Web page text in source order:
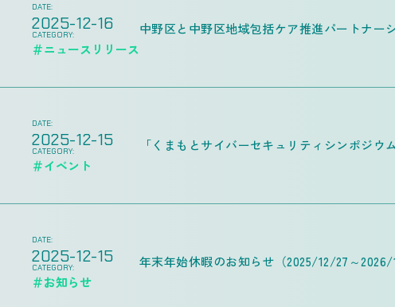
DATE:
2025-12-16
CATEGORY:
＃ニュースリリース
中野区と中野区地域包括ケア推進パートナー
DATE:
2025-12-15
CATEGORY:
＃イベント
「くまもとサイバーセキュリティシンポジウ
DATE:
2025-12-15
CATEGORY:
＃お知らせ
年末年始休暇のお知らせ（2025/12/27～2026/